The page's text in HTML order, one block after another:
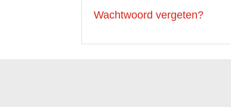
Wachtwoord vergeten?